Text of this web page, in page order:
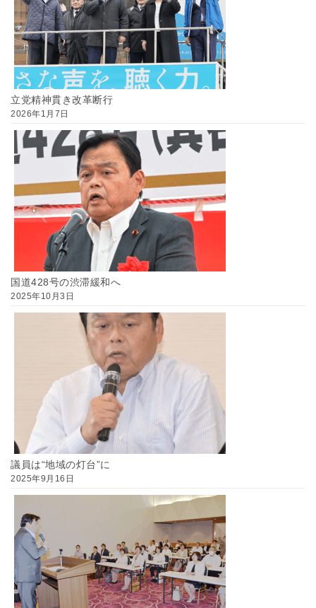
立党精神貫き改革断行
2026年1月7日
国道428号の渋滞緩和へ
2025年10月3日
議員は“地域の灯台”に
2025年9月16日